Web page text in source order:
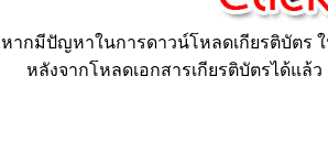
หากมีปัญหาในการดาวน์โหลดเกียรติบัตร
หลังจากโหลดเอกสารเกียรติบัตรได้แล้